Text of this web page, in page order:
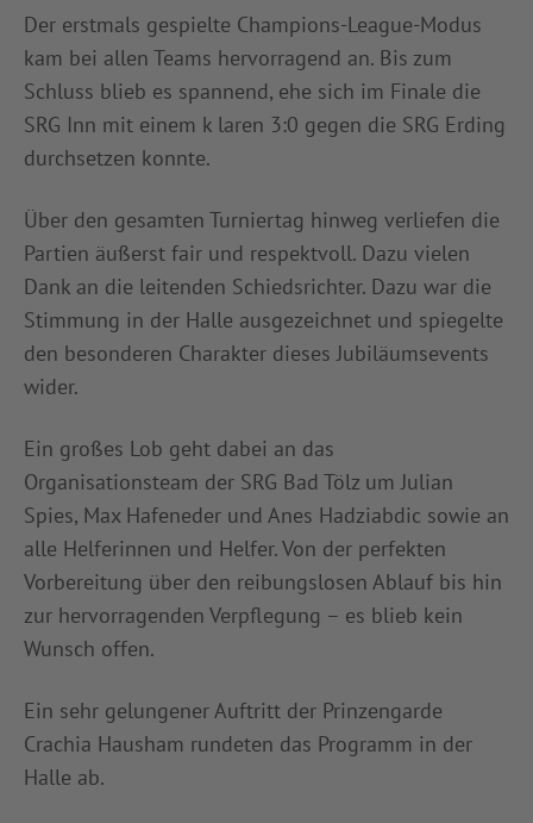
Der erstmals gespielte Champions-League-Modus
kam bei allen Teams hervorragend an. Bis zum
Schluss blieb es spannend, ehe sich im Finale die
SRG Inn mit einem k laren 3:0 gegen die SRG Erding
durchsetzen konnte.
Über den gesamten Turniertag hinweg verliefen die
Partien äußerst fair und respektvoll. Dazu vielen
Dank an die leitenden Schiedsrichter. Dazu war die
Stimmung in der Halle ausgezeichnet und spiegelte
den besonderen Charakter dieses Jubiläumsevents
wider.
Ein großes Lob geht dabei an das
Organisationsteam der SRG Bad Tölz um Julian
Spies, Max Hafeneder und Anes Hadziabdic sowie an
alle Helferinnen und Helfer. Von der perfekten
Vorbereitung über den reibungslosen Ablauf bis hin
zur hervorragenden Verpflegung – es blieb kein
Wunsch offen.
Ein sehr gelungener Auftritt der Prinzengarde
Crachia Hausham rundeten das Programm in der
Halle ab.